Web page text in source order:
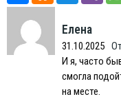
Елена
31.10.2025
И я, часто
смогла
на месте.